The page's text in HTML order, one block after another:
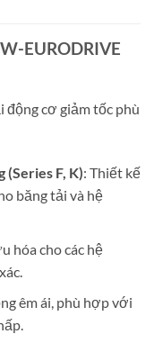
EURODRIVE
động cơ giảm tốc phù
(Series F, K): Thiết kế
băng tải và hệ
hóa cho các hệ
êm ái, phù hợp với